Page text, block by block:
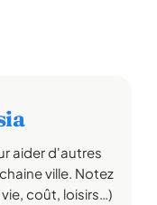
aider d'autres
ville. Notez
coût, loisirs…)